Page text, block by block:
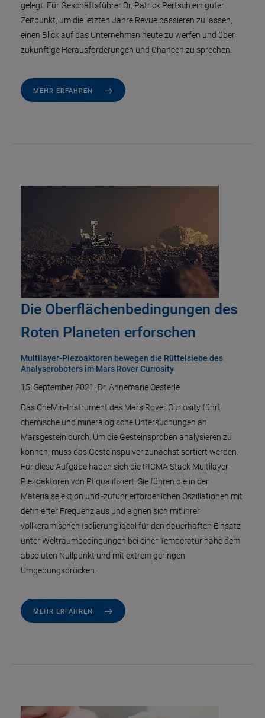
gelegt. Für Geschäftsführer Dr. Patrick Pertsch ein guter
Zeitpunkt, um die letzten Jahre Revue passieren zu lassen,
einen Blick auf das Unternehmen heute zu werfen und über
zukünftige Herausforderungen und Chancen zu sprechen.
MEHR ERFAHREN
Die Oberflächenbedingungen des
Roten Planeten erforschen
Multilayer-Piezoaktoren bewegen die Rüttelsiebe des
Analyseroboters im Mars Rover Curiosity
15. September 2021 · Dr. Annemarie Oesterle
Das CheMin-Instrument des Mars Rover Curiosity führt
chemische und mineralogische Untersuchungen an
Marsgestein durch. Um die Gesteinsproben analysieren zu
können, muss das Gesteinspulver zunächst sortiert werden.
Für diese Aufgabe haben sich die PICMA Stack Multilayer-
Piezoaktoren von PI qualifiziert. Sie führen die in der
Materialselektion und -zufuhr erforderlichen Oszillationen mit
definierter Frequenz aus und eignen sich mit ihrer
vollkeramischen Isolierung ideal für den dauerhaften Einsatz
unter Weltraumbedingungen bei einer Temperatur nahe dem
absoluten Nullpunkt und mit extrem geringen
Umgebungsdrücken.
MEHR ERFAHREN